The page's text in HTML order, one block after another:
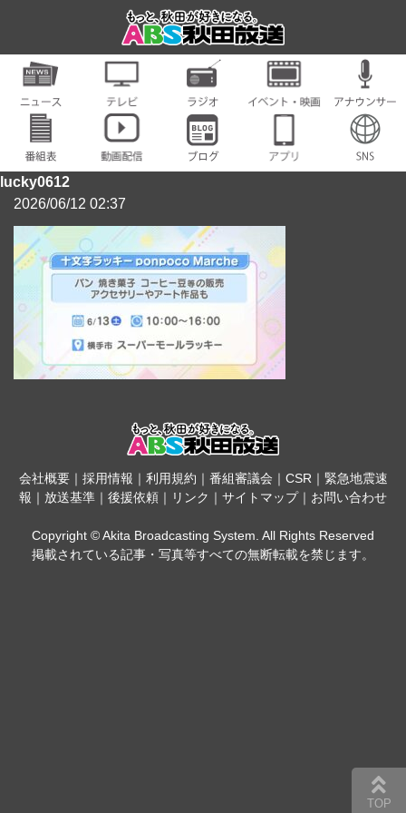
lucky0612
2026/06/12 02:37
会社概要｜ 採用情報 ｜ 利用規約 ｜ 番組審議会 ｜ CSR｜ 緊急地震速
報 ｜ 放送基準 ｜ 後援依頼 ｜ リンク ｜ サイトマップ｜ お問い合わせ
Copyright © Akita Broadcasting System. All Rights Reserved
掲載されている記事・写真等すべての無断転載を禁じます。